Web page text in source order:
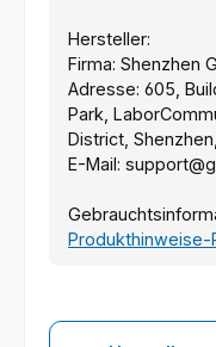
Hersteller:
Firma: Shenzhen
Adresse: 605,
Park,
District,
E-Mail:
Produkthinweise-